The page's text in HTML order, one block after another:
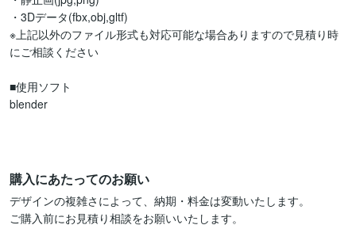
・3Dデータ(fbx,obj,gltf)
※上記以外のファイル形式も対応可能な場合ありますので見積り時
にご相談ください
■使用ソフト
blender
購入にあたってのお願い
デザインの複雑さによって、納期・料金は変動いたします。
ご購入前にお見積り相談をお願いいたします。